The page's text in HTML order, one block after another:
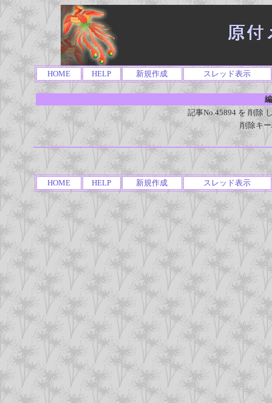
HOME HELP 新規作成 スレッド表示
記事No.45894 を 削除
削除キ
HOME HELP 新規作成 スレッド表示